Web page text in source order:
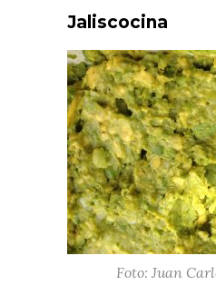
Jaliscocina
Foto: Juan